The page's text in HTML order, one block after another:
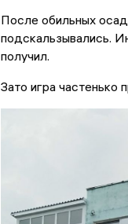
После обильных
подскальзывались.
получил.
Зато игра частенько